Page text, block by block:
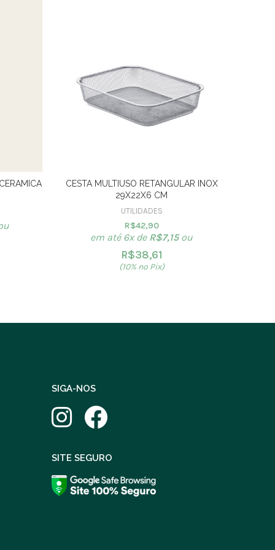
CESTA MULTIUSO RETANGULAR INOX
29X22X6 CM
UTILIDADES
R$42,90
em até 6x de R$7,15ou
R$38,61
(10% no Pix)
SIGA-NOS
SITE SEGURO